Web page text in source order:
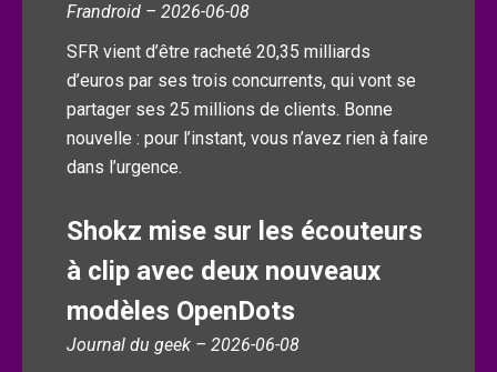
Frandroid – 2026-06-08
SFR vient d’être racheté 20,35 milliards
d’euros par ses trois concurrents, qui vont se
partager ses 25 millions de clients. Bonne
nouvelle : pour l’instant, vous n’avez rien à faire
dans l’urgence.
Shokz mise sur les écouteurs
à clip avec deux nouveaux
modèles OpenDots
Journal du geek – 2026-06-08